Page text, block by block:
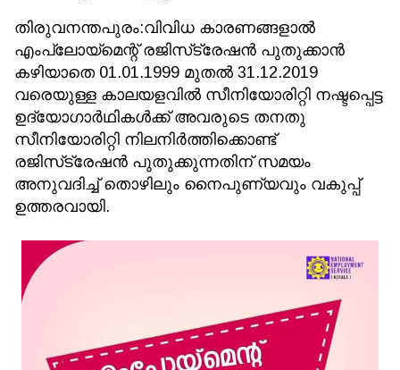
തിരുവനന്തപുരം:വിവിധ കാരണങ്ങളാല്‍
എംപ്ലോയ്‌മെന്റ് രജിസ്‌ട്രേഷന്‍ പുതുക്കാന്‍
കഴിയാതെ 01.01.1999 മുതല്‍ 31.12.2019
വരെയുള്ള കാലയളവില്‍ സീനിയോരിറ്റി നഷ്ടപ്പെട്ട
ഉദ്യോഗാര്‍ഥികള്‍ക്ക് അവരുടെ തനതു
സീനിയോരിറ്റി നിലനിര്‍ത്തിക്കൊണ്ട്
രജിസ്‌ട്രേഷന്‍ പുതുക്കുന്നതിന് സമയം
അനുവദിച്ച് തൊഴിലും നൈപുണ്യവും വകുപ്പ്
ഉത്തരവായി.